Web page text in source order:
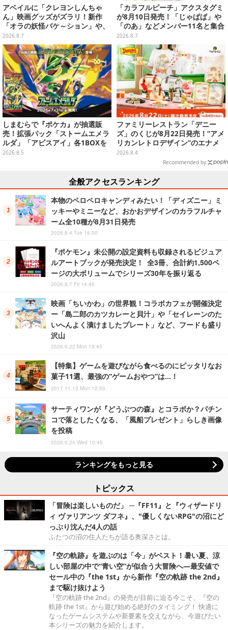
アベイルに「クレヨンしんちゃ
ん」映画グッズがズラリ！新作
「オラの妖怪バケ～ション」や、
「ヘンダーランド」「暗黒タマタ
マ」などをフィーチャー
2026.8.7
「カラフルピーチ」アクスタグミ
が8月10日発売！「じゃぱぱ」や
「のあ」などメンバー11名と集合
デザイン全15種、ボールチェーン
付きでアクセサリーにも
2026.8.7
しまむらで『ポケカ』が抽選販
売！拡張パック「ストームエメラ
ルダ」「アビスアイ」各1BOXを
ラインナップ
2026.8.5
ファミリーレストラン「デニー
ズ」のくじが8月22日発売！“アメ
リカンレトロデザイン”のエナメ
ルバッグやTシャツなど、日常使
いできるグッズを用意
2026.8.4
Recommended by
全般アクセスランキング
本物のペロペロキャンディみたい！「ディズニー」ミ
ッキーやミニーなど、おかおデザインのカラフルチャ
ーム全10種が8月31日発売
2026.8.4 Tue 16:00
『ポケモン』未公開の設定資料も収録されるビジュア
ルアートブックが発売決定！ 全3冊、合計約1,500ペ
ージの大ボリュームでシリーズ30年を振り返る
2026.8.7 Fri 14:45
映画「ちいかわ」の世界観！コラボカフェが開催決定
ー「島二郎のカツカレーと貝汁」や「セイレーンのた
いへんよく漬けましたプレート」など、フードも盛り
沢山
2026.6.22 Mon 19:45
【特集】ゲームを遊びながら食べるのにピッタリなお
菓子11選、最強の“ゲームおやつ”は…！
2017.11.13 Mon 12:00
サーティワンが『どうぶつの森』とコラボか？パチン
コで落としたくなる、「風船プレゼント」らしき画像
を投稿
2026.6.24 Wed 10:45
ランキングをもっと見る
トピックス
「冒険は楽しいものだ」 ─『FF11』と『ウィザードリ
ィ ヴァリアンツ ダフネ』、"優しくないRPG"の沼にど
っぷり沈んだ4人の話
ふたつの沼の住人たちが語る奥深さとは。
『空の軌跡』を遊ぶのは「今」がベスト！暑い夏、涼
しい部屋の中で“青い空”が似合う大冒険へ―最安値で
セール中の『the 1st』から新作『空の軌跡 the 2nd』
まで駆け抜けよう
『空の軌跡 the 2nd』の発売が目前に迫る今こそ、『空の
軌跡 the 1st』から遊び始める絶好のタイミング！ 快適に
なったゲームシステムや新要素を交えながら、今遊びたい
本シリーズの魅力を紹介します。